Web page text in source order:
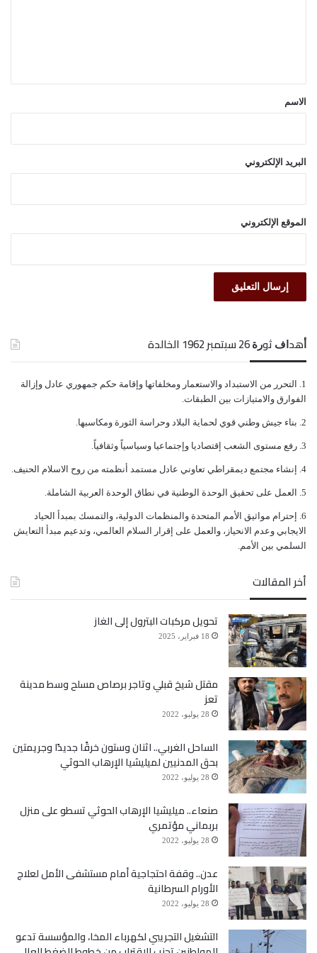
*الاسم
البريد الإلكتروني
الموقع الإلكتروني
ﺃﻫﺪﺍﻑ ﺛﻮﺭﺓ 26 ﺳﺒﺘﻤﺒﺮ 1962 الخالدة
ﺍﻟﺘﺤﺮﺭ ﻣﻦ ﺍﻻﺳﺘﺒﺪﺍﺩ ﻭﺍﻻﺳﺘﻌﻤﺎﺭ ﻭﻣﺨﻠﻔﺎﺗﻬﺎ ﻭﺇﻗﺎﻣﺔ ﺣﻜﻢ ﺟﻤﻬﻮﺭﻱ ﻋﺎﺩﻝ ﻭﺇﺯﺍﻟﺔ
ﺍﻟﻔﻮﺍﺭﻕ ﻭﺍﻻﻣﺘﻴﺎﺯﺍﺕ ﺑﻴﻦ ﺍﻟﻄﺒﻘﺎﺕ.
ﺑﻨﺎﺀ ﺟﻴﺶ ﻭﻃﻨﻲ ﻗﻮﻱ ﻟﺤﻤﺎﻳﺔ ﺍﻟﺒﻼﺩ ﻭﺣﺮﺍﺳﺔ ﺍﻟﺜﻮﺭﺓ ﻭﻣﻜﺎﺳﺒﻬﺎ.
ﺭﻓﻊ ﻣﺴﺘﻮﻯ ﺍﻟﺸﻌﺐ ﺇﻗﺘﺼﺎﺩﻳﺎ ﻭﺇﺟﺘﻤﺎﻋﻴﺎ ﻭﺳﻴﺎﺳﻴﺎً ﻭﺛﻘﺎﻓﻴﺎً.
ﺇﻧﺸﺎﺀ ﻣﺠﺘﻤﻊ ﺩﻳﻤﻘﺮﺍﻃﻲ ﺗﻌﺎﻭﻧﻲ ﻋﺎﺩﻝ ﻣﺴﺘﻤﺪ ﺃﻧﻈﻤﺘﻪ ﻣﻦ ﺭﻭﺡ ﺍﻻﺳﻼﻡ ﺍﻟﺤﻨﻴﻒ.
ﺍﻟﻌﻤﻞ ﻋﻠﻰ ﺗﺤﻘﻴﻖ ﺍﻟﻮﺣﺪﺓ ﺍﻟﻮﻃﻨﻴﺔ ﻓﻲ ﻧﻄﺎﻕ ﺍﻟﻮﺣﺪﺓ ﺍﻟﻌﺮﺑﻴﺔ ﺍﻟﺸﺎﻣﻠﺔ.
ﺇﺣﺘﺮﺍﻡ ﻣﻮﺍﺛﻴﻖ الأﻣﻢ ﺍﻟﻤﺘﺤﺪﺓ ﻭﺍﻟﻤﻨﻈﻤﺎﺕ ﺍﻟﺪﻭﻟﻴﺔ، ﻭﺍﻟﺘﻤﺴﻚ ﺑﻤﺒﺪﺃ ﺍﻟﺤﻴﺎﺩ
ﺍﻻﻳﺠﺎﺑﻲ ﻭﻋﺪﻡ ﺍﻻﻧﺤﻴﺎﺯ، ﻭﺍﻟﻌﻤﻞ ﻋﻠﻰ ﺇﻗﺮﺍﺭ ﺍﻟﺴﻼﻡ ﺍﻟﻌﺎﻟﻤﻲ، ﻭﺗﺪﻋﻴﻢ ﻣﺒﺪﺃ ﺍﻟﺘﻌﺎﻳﺶ
ﺍﻟﺴﻠﻤﻲ ﺑﻴﻦ ﺍﻷﻣﻢ.
أخر المقالات
تحويل مركبات البترول إلى الغاز
18 فبراير، 2025
مقتل شيخ قبلي وتاجر برصاص مسلح وسط مدينة
تعز
28 يوليو، 2022
الساحل الغربي.. اثنان وستون خرقًا جديدًا وجريمتين
بحق المدنيين لميليشيا الإرهاب الحوثي
28 يوليو، 2022
صنعاء.. ميليشيا الإرهاب الحوثي تسطو على منزل
بربماني مؤتمري
28 يوليو، 2022
عدن.. وقفة احتجاجية أمام مستشفى الأمل لعلاج
الأورام السرطانية
28 يوليو، 2022
التشغيل التجريبي لكهرباء المخا، والمؤسسة تدعو